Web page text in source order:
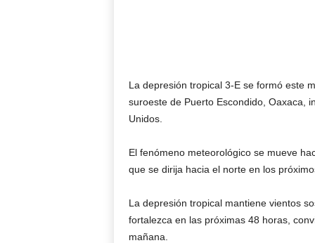
La depresión tropical 3-E se formó este
suroeste de Puerto Escondido, Oaxaca,
Unidos.
El fenómeno meteorológico se mueve
que se dirija hacia el norte en los
La depresión tropical mantiene vientos
fortalezca en las próximas 48 horas,
mañana.